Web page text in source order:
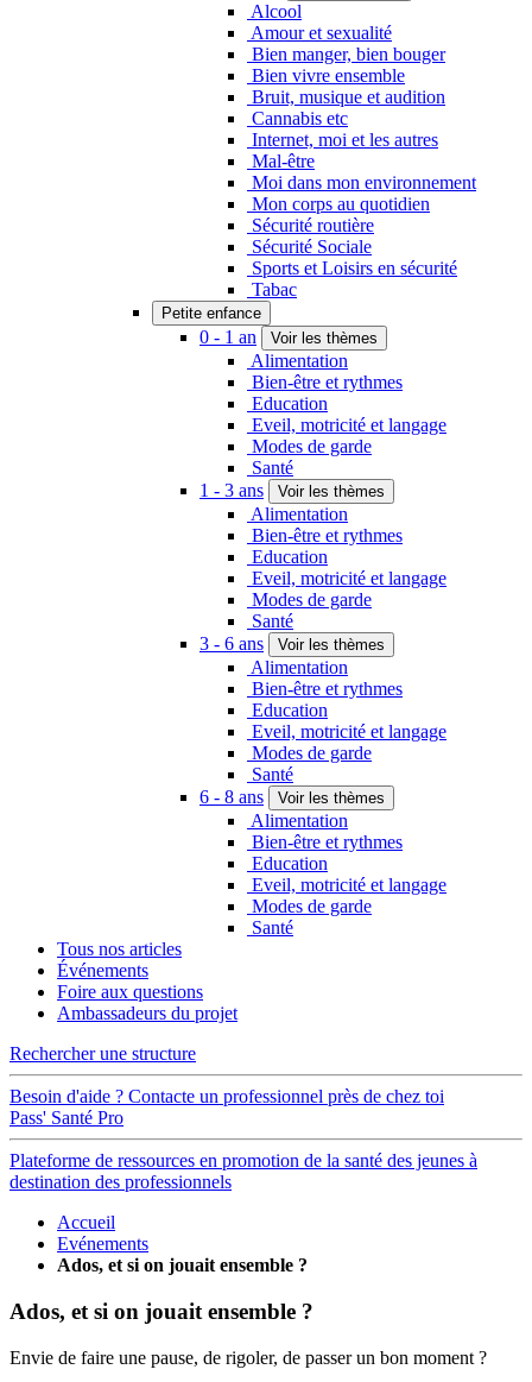
Alcool
Amour et sexualité
Bien manger, bien bouger
Bien vivre ensemble
Bruit, musique et audition
Cannabis etc
Internet, moi et les autres
Mal-être
Moi dans mon environnement
Mon corps au quotidien
Sécurité routière
Sécurité Sociale
Sports et Loisirs en sécurité
Tabac
Petite enfance
0 - 1 an Voir les thèmes
Alimentation
Bien-être et rythmes
Education
Eveil, motricité et langage
Modes de garde
Santé
1 - 3 ans
Voir les thèmes
Alimentation
Bien-être et rythmes
Education
Eveil, motricité et langage
Modes de garde
Santé
3 - 6 ans
Voir les thèmes
Alimentation
Bien-être et rythmes
Education
Eveil, motricité et langage
Modes de garde
Santé
6 - 8 ans
Voir les thèmes
Alimentation
Bien-être et rythmes
Education
Eveil, motricité et langage
Modes de garde
Santé
Tous nos articles
Événements
Foire aux questions
Ambassadeurs du projet
Rechercher une structure
Besoin d'aide ? Contacte un professionnel près de chez toi
Pass' Santé Pro
Plateforme de ressources en promotion de la santé des jeunes à
destination des professionnels
Accueil
Evénements
Ados, et si on jouait ensemble ?
Ados, et si on jouait ensemble ?
Envie de faire une pause, de rigoler, de passer un bon moment ?